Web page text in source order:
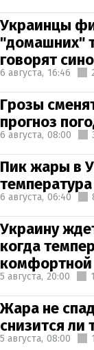
Украинцы
"домашних"
говорят
6 августа, 16:46
Грозы
прогноз
6 августа, 08:00
Пик жары в
6 августа, 06:40
Украину
когда
комфортной
5 августа, 20:00
Жара не
снизится ли
5 августа, 08:00